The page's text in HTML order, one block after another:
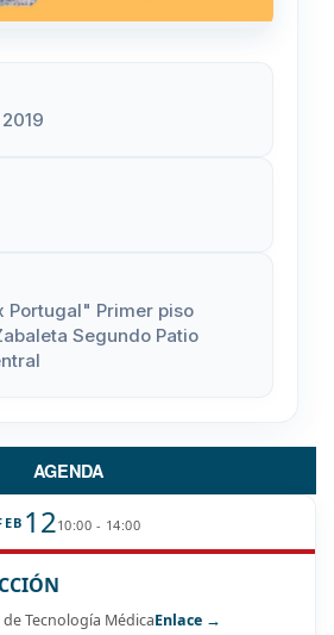
Portugal" Primer piso
Segundo Patio
AGENDA
1210:00 - 14:00
Tecnología MédicaEnlace →